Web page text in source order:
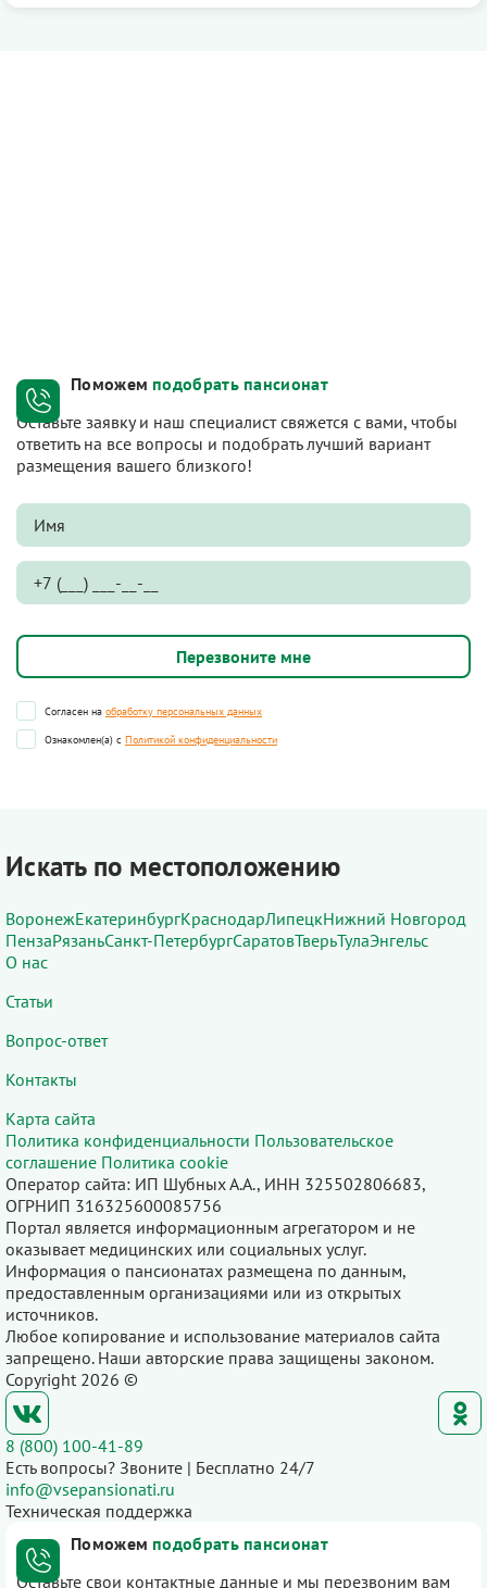
Поможем подобрать пансионат
Оставьте заявку и наш специалист свяжется с вами, чтобы
ответить на все вопросы и подобрать лучший вариант
размещения вашего близкого!
Согласен на обработку персональных данных
Ознакомлен(а) с Политикой конфиденциальности
Искать по местоположению
ВоронежЕкатеринбургКраснодарЛипецкНижний Новгород
ПензаРязаньСанкт-ПетербургСаратовТверьТулаЭнгельс
О нас
Статьи
Вопрос-ответ
Контакты
Карта сайта
Политика конфиденциальности Пользовательское
соглашение Политика cookie
Оператор сайта: ИП Шубных А.А., ИНН 325502806683,
ОГРНИП 316325600085756
Портал является информационным агрегатором и не
оказывает медицинских или социальных услуг.
Информация о пансионатах размещена по данным,
предоставленным организациями или из открытых
источников.
Любое копирование и использование материалов сайта
запрещено. Наши авторские права защищены законом.
Copyright 2026 ©
8 (800) 100-41-89
Есть вопросы? Звоните | Бесплатно 24/7
info@vsepansionati.ru
Техническая поддержка
Поможем подобрать пансионат
Оставьте свои контактные данные и мы перезвоним вам